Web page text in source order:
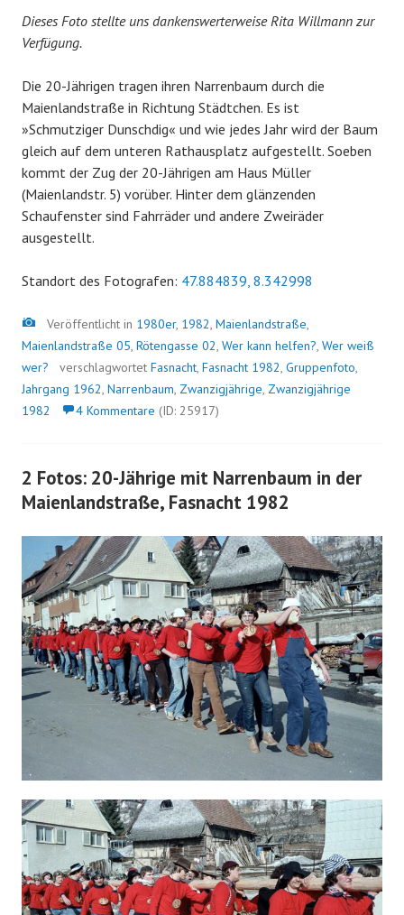
Dieses Foto stellte uns dankenswerterweise Rita Willmann zur
Verfügung.
Die 20-Jährigen tragen ihren Narrenbaum durch die
Maienlandstraße in Richtung Städtchen. Es ist
»Schmutziger Dunschdig« und wie jedes Jahr wird der Baum
gleich auf dem unteren Rathausplatz aufgestellt. Soeben
kommt der Zug der 20-Jährigen am Haus Müller
(Maienlandstr. 5) vorüber. Hinter dem glänzenden
Schaufenster sind Fahrräder und andere Zweiräder
ausgestellt.
Standort des Fotografen: 47.884839, 8.342998
Bild
Veröffentlicht in 1980er, 1982 Maienlandstraße
Maienlandstraße 05 Rötengasse 02 Wer kann helfen? Wer weiß
wer?
verschlagwortet Fasnacht Fasnacht 1982 Gruppenfoto
Jahrgang 1962 Narrenbaum Zwanzigjährige Zwanzigjährige
1982
4 Kommentare (ID: 25917)
2 Fotos: 20-Jährige mit Narrenbaum in der
Maienlandstraße, Fasnacht 1982